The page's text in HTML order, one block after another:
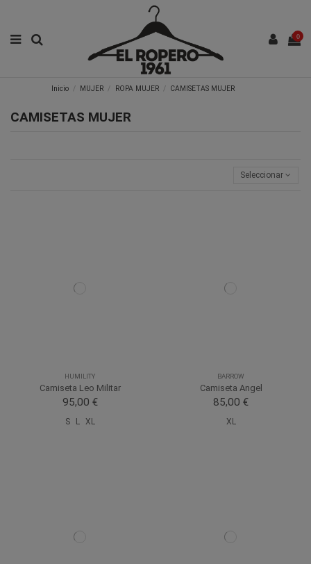
0
Inicio MUJER ROPA MUJER CAMISETAS MUJER
CAMISETAS MUJER
Seleccionar
HUMILITY
Camiseta Leo Militar
95,00 €
S L XL
BARROW
Camiseta Angel
85,00 €
XL